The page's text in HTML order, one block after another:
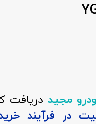
مجید دریافت
در فرآیند